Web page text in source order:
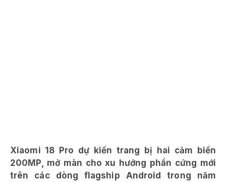
Xiaomi 18 Pro dự kiến trang bị hai cảm biến
200MP, mở màn cho xu hướng phần cứng mới
trên các dòng flagship Android trong năm